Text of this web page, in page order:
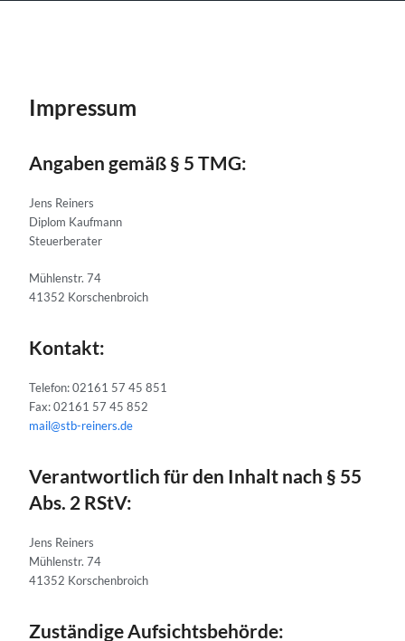
Impressum
Angaben gemäß § 5 TMG:
Jens Reiners
Diplom Kaufmann
Steuerberater
Mühlenstr. 74
41352 Korschenbroich
Kontakt:
Telefon: 02161 57 45 851
Fax: 02161 57 45 852
mail@stb-reiners.de
Verantwortlich für den Inhalt nach § 55
Abs. 2 RStV:
Jens Reiners
Mühlenstr. 74
41352 Korschenbroich
Zuständige Aufsichtsbehörde: